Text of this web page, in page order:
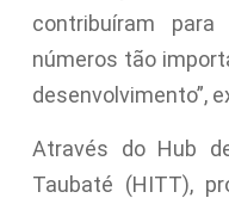
contribuíram
números tão
desenvolvimento”,
Através do Hub
Taubaté (HITT),